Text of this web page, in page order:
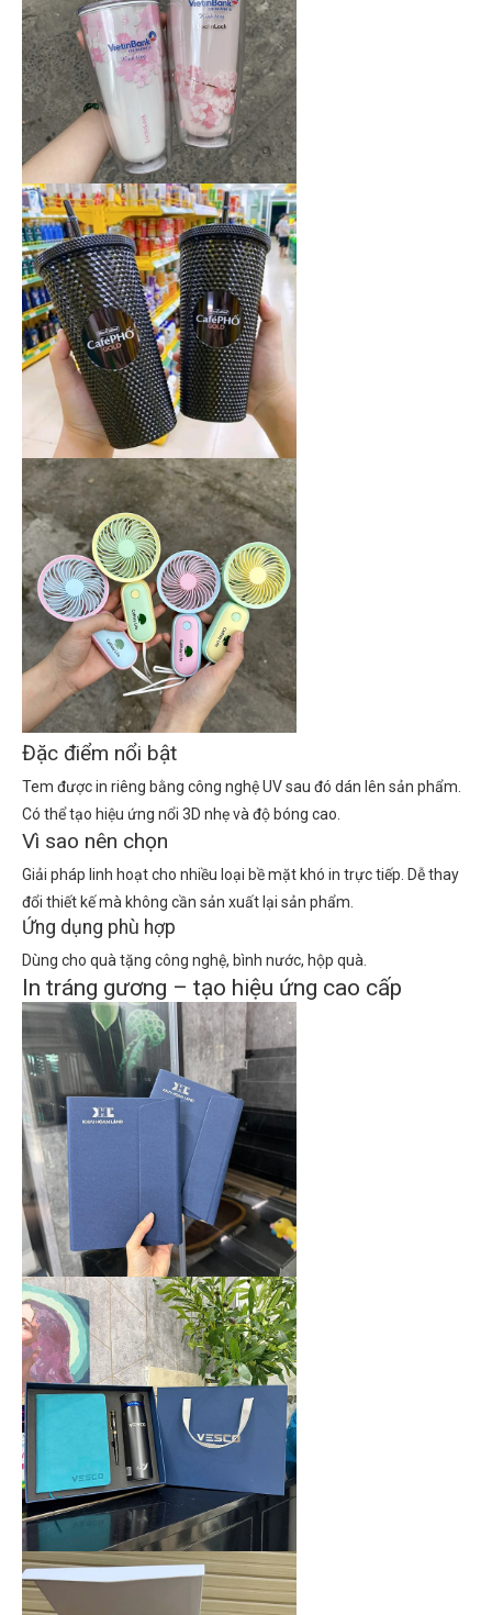
Đặc điểm nổi bật
Tem được in riêng bằng công nghệ UV sau đó dán lên sản phẩm.
Có thể tạo hiệu ứng nổi 3D nhẹ và độ bóng cao.
Vì sao nên chọn
Giải pháp linh hoạt cho nhiều loại bề mặt khó in trực tiếp. Dễ thay
đổi thiết kế mà không cần sản xuất lại sản phẩm.
Ứng dụng phù hợp
Dùng cho quà tặng công nghệ, bình nước, hộp quà.
In tráng gương – tạo hiệu ứng cao cấp